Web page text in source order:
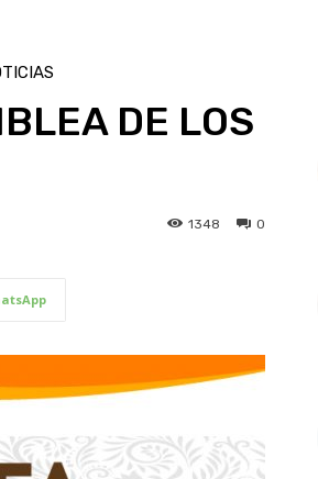
DE LOS
0
1348